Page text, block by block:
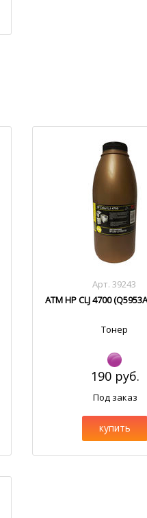
Арт. 39243
ATM HP CLJ 4700
Тонер
190 руб.
Под заказ
купить